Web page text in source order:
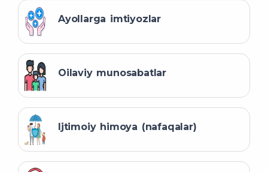
Ayollarga imtiyozlar
Oilaviy munosabatlar
Ijtimoiy himoya (nafaqalar)